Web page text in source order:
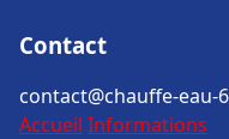
Contact
contact@chauffe-eau-
Accueil Informations